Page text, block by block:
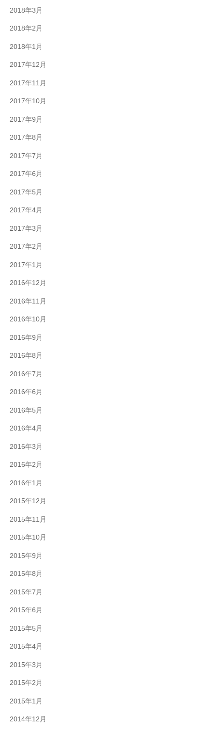
2018年3月
2018年2月
2018年1月
2017年12月
2017年11月
2017年10月
2017年9月
2017年8月
2017年7月
2017年6月
2017年5月
2017年4月
2017年3月
2017年2月
2017年1月
2016年12月
2016年11月
2016年10月
2016年9月
2016年8月
2016年7月
2016年6月
2016年5月
2016年4月
2016年3月
2016年2月
2016年1月
2015年12月
2015年11月
2015年10月
2015年9月
2015年8月
2015年7月
2015年6月
2015年5月
2015年4月
2015年3月
2015年2月
2015年1月
2014年12月